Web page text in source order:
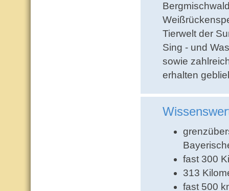
Tierwelt der
Sing - und
sowie
erhalten
fast 300
313
fast 500